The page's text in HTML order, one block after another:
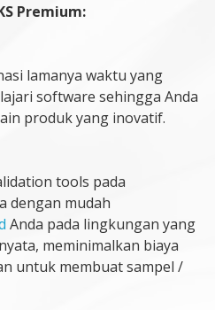
Premium:
lamanya waktu yang
software sehingga Anda
produk yang inovatif.
tools pada
dengan mudah
Anda pada lingkungan yang
meminimalkan biaya
untuk membuat sampel /